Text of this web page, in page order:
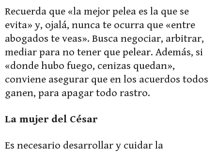
Recuerda que «la mejor pelea es la que se
evita» y, ojalá, nunca te ocurra que «entre
abogados te veas». Busca negociar, arbitrar,
mediar para no tener que pelear. Además, si
«donde hubo fuego, cenizas quedan»,
conviene asegurar que en los acuerdos todos
ganen, para apagar todo rastro.
La mujer del César
Es necesario desarrollar y cuidar la